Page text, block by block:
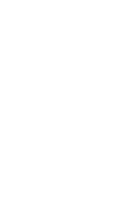
influiscono
CO2. Il
auto usate
auto nuove,
indicare i
emissione
rivenditore
una guida
emissioni
Anche stile
influiscono
CO2. Il
IT-